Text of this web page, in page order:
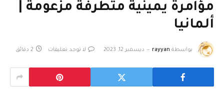
مؤامرة يمينية متطرفة مزعومة |
ألمانيا
بواسطة rayyan ديسمبر 12, 2023 لا توجد تعليقات 2 دقائق